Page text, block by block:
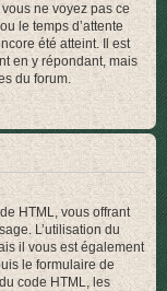
ne voyez pas ce
le temps d’attente
été atteint. Il est
en y répondant, mais
du forum.
HTML, vous offrant
L’utilisation du
il vous est également
le formulaire de
code HTML, les